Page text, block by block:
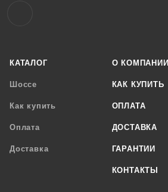
КАТАЛОГ
Шоссе
Как купить
Оплата
Доставка
О КОМПАНИИ
КАК КУПИТЬ
ОПЛАТА
ДОСТАВКА
ГАРАНТИИ
КОНТАКТЫ